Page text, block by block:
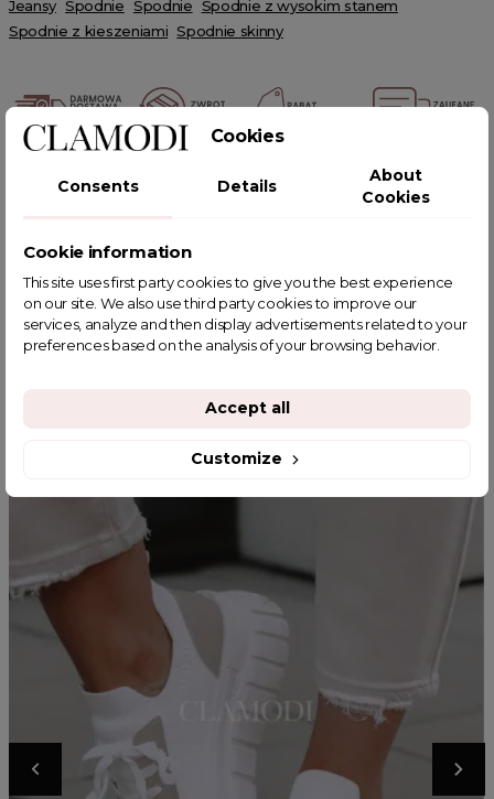
Jeansy Spodnie Spodnie Spodnie z wysokim stanem
Spodnie z kieszeniami Spodnie skinny
YOU MIGHT ALSO LIKE
Cookies
Consents Details
About
Cookies
Cookie information
This site uses first party cookies to give you the best experience
on our site. We also use third party cookies to improve our
services, analyze and then display advertisements related to your
preferences based on the analysis of your browsing behavior.
Customize
Accept all